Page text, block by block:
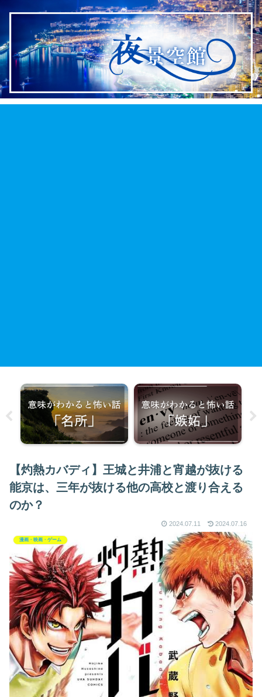
【灼熱カバディ】王城と井浦と宵越が抜ける
能京は、三年が抜ける他の高校と渡り合える
のか？
2024.07.11 2024.07.16
漫画・映画・ゲーム